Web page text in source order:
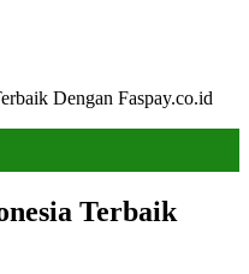
Dengan Faspay.co.id
Terbaik